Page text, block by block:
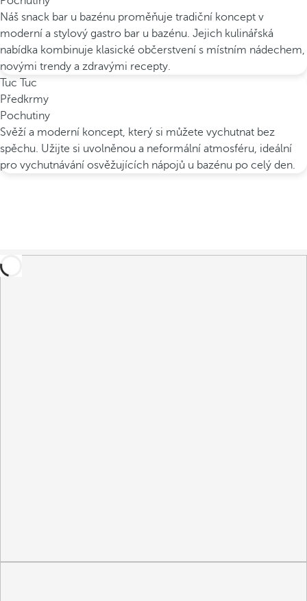
Náš snack bar u bazénu proměňuje tradiční koncept v
moderní a stylový gastro bar u bazénu. Jejich kulinářská
nabídka kombinuje klasické občerstvení s místním nádechem,
novými trendy a zdravými recepty.
Tuc Tuc
Předkrmy
Pochutiny
Svěží a moderní koncept, který si můžete vychutnat bez
spěchu. Užijte si uvolněnou a neformální atmosféru, ideální
pro vychutnávání osvěžujících nápojů u bazénu po celý den.